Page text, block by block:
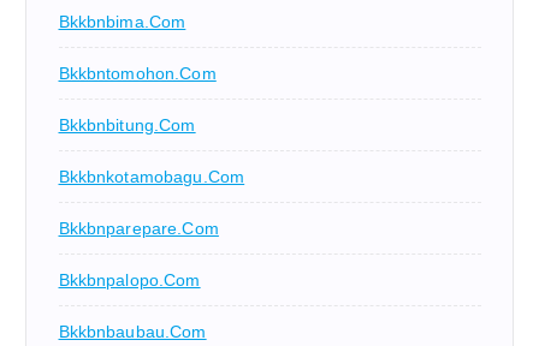
Bkkbnbima.com
Bkkbntomohon.com
Bkkbnbitung.com
Bkkbnkotamobagu.com
Bkkbnparepare.com
Bkkbnpalopo.com
Bkkbnbaubau.com